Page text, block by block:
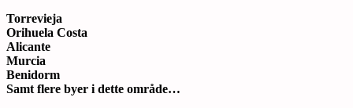
Torrevieja
Orihuela Costa
Alicante
Murcia
Benidorm
Samt flere byer i dette område…